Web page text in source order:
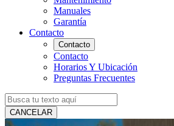
Manuales
Garantía
Contacto
Contacto
Contacto
Horarios Y Ubicación
Preguntas Frecuentes
CANCELAR